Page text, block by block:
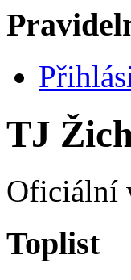
TJ
Oficiální
Toplist